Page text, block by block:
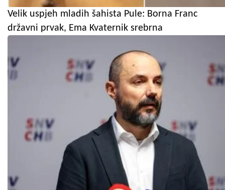
Velik uspjeh mladih šahista Pule: Borna Franc
državni prvak, Ema Kvaternik srebrna